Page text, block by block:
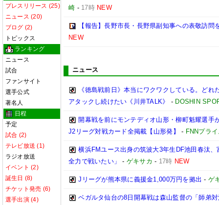
プレスリリース (25)
ニュース (20)
ブログ (2)
トピックス
ランキング
ニュース
試合
ファンサイト
選手公式
著名人
日程
予定
試合 (2)
テレビ放送 (1)
ラジオ放送
イベント (2)
誕生日 (8)
チケット発売 (6)
選手出演 (4)
崎 - 17時 NEW
【報告】長野市長・長野県副知事への表敬訪問
NEW
ニュース
《徳島戦前日》本当にワクワクしている。ど
アタックし続けたい《川井TALK》
- DOSHIN
開幕戦を前にモンテディオ山形・柳町魁耀選手
J2リーグ対戦カード全掲載【山形発】
- FNNプラ
横浜FMユース出身の筑波大3年生DF池田春汰
全力で戦いたい」
- ゲキサカ - 17時 NEW
Jリーグが熊本県に義援金1,000万円を拠出 - ゲ
ベガルタ仙台の8日開幕戦は森山監督の「師弟